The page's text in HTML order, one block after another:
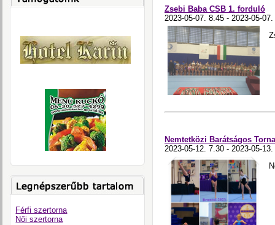
Férfi szertorna
Női szertorna
Zsebi Baba CSB 1. forduló
2023-05-07. 8.45 - 2023-05-
Nemtetközi Barátságos
2023-05-12. 7.30 - 2023-05-